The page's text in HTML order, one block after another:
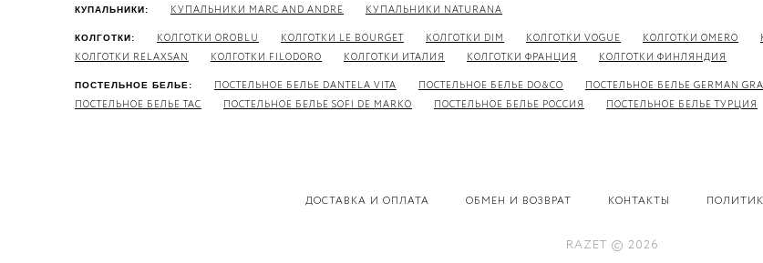
КУПАЛЬНИКИ: КУПАЛЬНИКИ MARC AND ANDRE КУПАЛЬНИКИ NATURANA
КОЛГОТКИ: КОЛГОТКИ OROBLU КОЛГОТКИ LE BOURGET КОЛГОТКИ DIM КОЛГОТКИ VOGUE КОЛГОТКИ OMERO
КОЛГОТКИ RELAXSAN
КОЛГОТКИ FILODORO КОЛГОТКИ ИТАЛИЯ КОЛГОТКИ ФРАНЦИЯ КОЛГОТКИ ФИНЛЯНДИЯ
ПОСТЕЛЬНОЕ БЕЛЬЕ: ПОСТЕЛЬНОЕ БЕЛЬЕ DANTELA VITA ПОСТЕЛЬНОЕ БЕЛЬЕ DO&CO ПОСТЕЛЬНОЕ БЕЛЬЕ GERMAN
ПОСТЕЛЬНОЕ БЕЛЬЕ TAC
ПОСТЕЛЬНОЕ БЕЛЬЕ SOFI DE MARKO ПОСТЕЛЬНОЕ БЕЛЬЕ РОССИЯ ПОСТЕЛЬНОЕ БЕЛЬЕ ТУРЦИЯ
ДОСТАВКА И ОПЛАТА ОБМЕН И ВОЗВРАТ КОНТАКТЫ
RAZET © 2026